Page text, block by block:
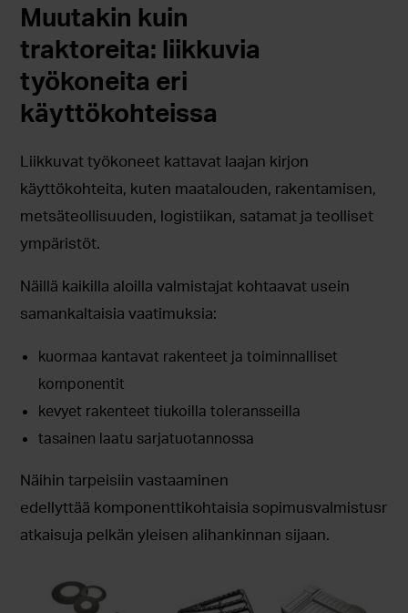
Muutakin kuin
traktoreita: liikkuvia
työkoneita eri
käyttökohteissa
Liikkuvat työkoneet kattavat laajan kirjon
käyttökohteita, kuten maatalouden, rakentamisen,
metsäteollisuuden, logistiikan, satamat ja teolliset
ympäristöt.
Näillä kaikilla aloilla valmistajat kohtaavat usein
samankaltaisia vaatimuksia:
kuormaa kantavat rakenteet ja toiminnalliset
komponentit
kevyet rakenteet tiukoilla toleransseilla
tasainen laatu sarjatuotannossa
Näihin tarpeisiin vastaaminen
edellyttää komponenttikohtaisia sopimusvalmistusr
atkaisuja pelkän yleisen alihankinnan sijaan.